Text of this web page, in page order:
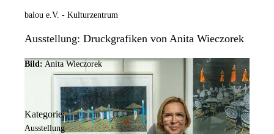
balou e.V. - Kulturzentrum
Ausstellung: Druckgrafiken von Anita Wieczorek
Bild: Anita Wieczorek
Kategorie:
Ausstellung